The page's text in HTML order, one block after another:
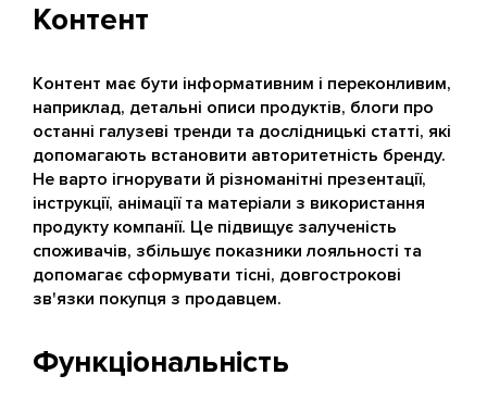
Контент
Контент має бути інформативним і переконливим,
наприклад, детальні описи продуктів, блоги про
останні галузеві тренди та дослідницькі статті, які
допомагають встановити авторитетність бренду.
Не варто ігнорувати й різноманітні презентації,
інструкції, анімації та матеріали з використання
продукту компанії. Це підвищує залученість
споживачів, збільшує показники лояльності та
допомагає сформувати тісні, довгострокові
зв'язки покупця з продавцем.
Функціональність